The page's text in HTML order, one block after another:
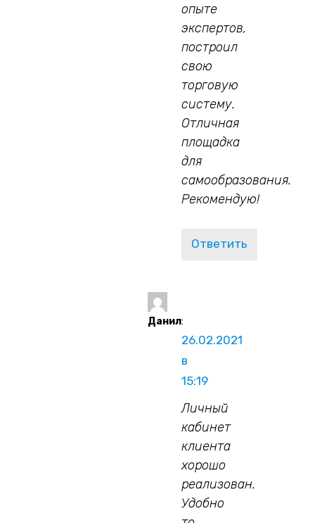
опыте
экспертов,
построил
свою
торговую
систему.
Отличная
площадка
для
самообразования.
Рекомендую!
Ответить
Данил:
26.02.2021
в
15:19
Личный
кабинет
клиента
хорошо
реализован.
Удобно